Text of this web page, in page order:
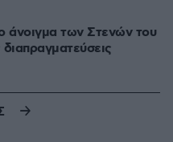
άνοιγμα των Στενών του